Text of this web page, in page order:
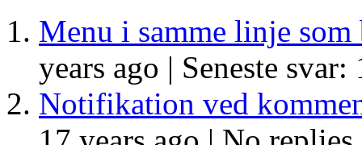
Menu i samme linje
years ago | Seneste svar:
Notifikation ved